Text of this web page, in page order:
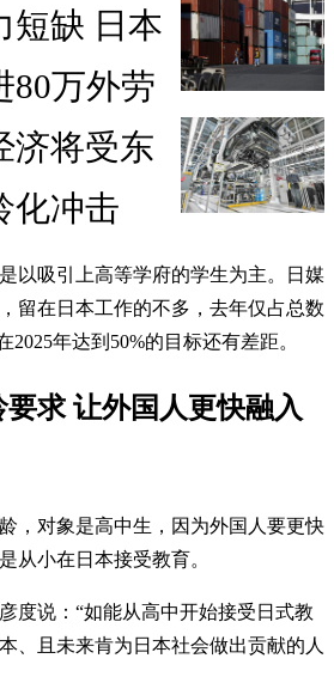
短缺 日本
80万外劳
济将受东
化冲击
以吸引上高等学府的学生为主。日媒
留在日本工作的不多，去年仅占总数
2025年达到50%的目标还有差距。
求 让外国人更快融入
，对象是高中生，因为外国人要更快
从小在日本接受教育。
度说：“如能从高中开始接受日式教
、且未来肯为日本社会做出贡献的人